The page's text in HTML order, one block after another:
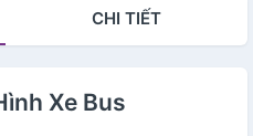
CHI TIẾT
Xe Bus